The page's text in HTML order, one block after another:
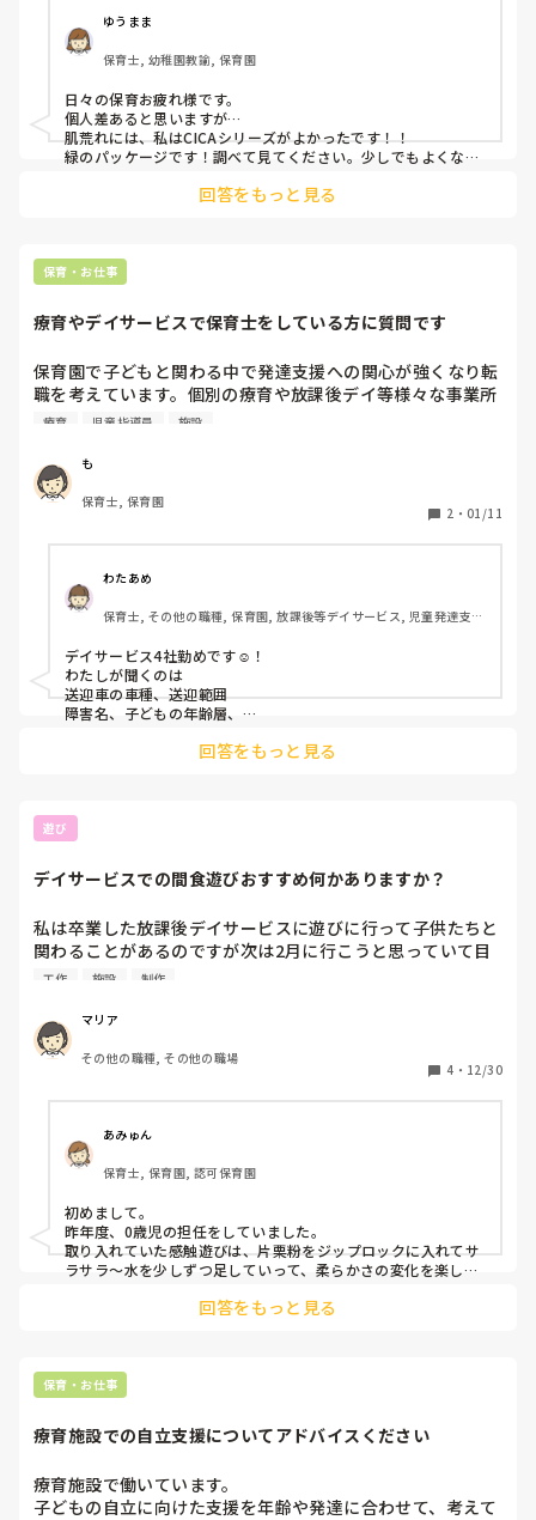
ゆうまま
保育士, 幼稚園教諭, 保育園
日々の保育お疲れ様です。
個人差あると思いますが…
肌荒れには、私はCICAシリーズがよかったです！！
緑のパッケージです！調べて見てください。少しでもよくなる
回答をもっと見る
保育・お仕事
療育やデイサービスで保育士をしている方に質問です
保育園で子どもと関わる中で発達支援への関心が強くなり転
職を考えています。個別の療育や放課後デイ等様々な事業所
がありますが、それぞれ良いところや大変なところ等、教え
複数の施設へ見学希望を出しているので、その際に質問でき
るようにしたいです。よろしくお願いします！
療育 児童指導員 施設
も
保育士, 保育園
2 ・ 01/11
わたあめ
保育士, その他の職種, 保育園, 放課後等デイサービス, 児童発達支援
デイサービス4社勤めです☺️！
わたしが聞くのは
送迎車の車種、送迎範囲
障害名、子どもの年齢層、
職員の年齢層、職員の資格、
見学楽しみですね☺️！
ホームページやブログとかで
おすすめです！☺️
回答をもっと見る
遊び
デイサービスでの間食遊びおすすめ何かありますか？
私は卒業した放課後デイサービスに遊びに行って子供たちと
関わることがあるのですが次は2月に行こうと思っていて目
が見えない子供たちがすごく多く何か感触遊び的なものをや
ますか？
いつもはデイサービスに行って子供たちと関わるお話しする
位なのですがせっかくならみんなで何か感触遊びをしながら
制作的なものをしたいなぁと私は個人的に考えていてボンド
や海苔を使わずあまり手が汚れなくて簡単にできてできたら
0から2歳向けのものが知れたらうれしいです。
工作 施設 制作
マリア
その他の職種, その他の職場
4 ・ 12/30
あみゅん
保育士, 保育園, 認可保育園
初めまして。
昨年度、0歳児の担任をしていました。
取り入れていた感触遊びは、片栗粉をジップロックに入れてサ
ラサラ〜水を少しずつ足していって、柔らかさの変化を楽しむ
それを応用し、紙粘土を練ってコロコロとしてみたり、長く伸
回答をもっと見る
保育・お仕事
療育施設での自立支援についてアドバイスください
療育施設で働いています。
子どもの自立に向けた支援を年齢や発達に合わせて、考えて